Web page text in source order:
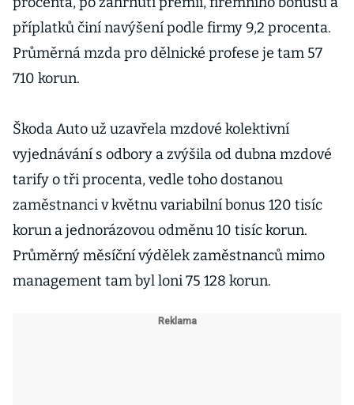
příplatků činí navýšení podle firmy 9,2 procenta.
Průměrná mzda pro dělnické profese je tam 57
710 korun.
Škoda Auto už uzavřela mzdové kolektivní
vyjednávání s odbory a zvýšila od dubna mzdové
tarify o tři procenta, vedle toho dostanou
zaměstnanci v květnu variabilní bonus 120 tisíc
korun a jednorázovou odměnu 10 tisíc korun.
Průměrný měsíční výdělek zaměstnanců mimo
management tam byl loni 75 128 korun.